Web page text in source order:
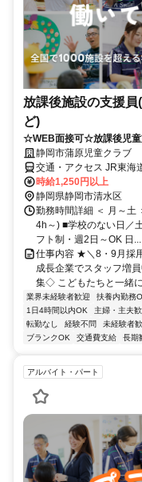
放課後施設の支援
ど)
☆WEB面接可☆放課後児童
静岡市蒲原児童クラブ
交通・アクセス JR東海
時給1,250円以上
静岡県静岡市清水区
勤務時間詳細 ＜ 月～土
4h～) ■学校のない日／
フト制・週2日～OK 日...
仕事内容 ★＼8・9月採
成長企業でスタッフ増
集◇ こどもたちと一緒
業界未経験者歓迎 扶養内勤務
1日4時間以内OK
主婦・主夫
転勤なし
経験不問 未経験者
ブランクOK
交通費支給 長期
アルバイト・パート